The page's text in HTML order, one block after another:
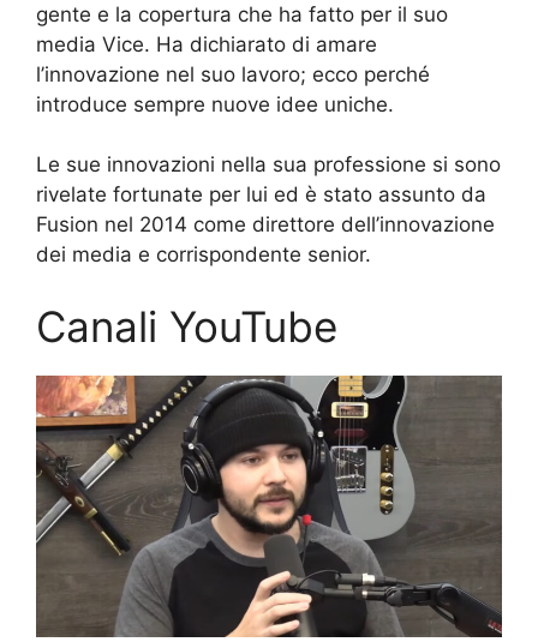
gente e la copertura che ha fatto per il suo
media Vice. Ha dichiarato di amare
l’innovazione nel suo lavoro; ecco perché
introduce sempre nuove idee uniche.
Le sue innovazioni nella sua professione si sono
rivelate fortunate per lui ed è stato assunto da
Fusion nel 2014 come direttore dell’innovazione
dei media e corrispondente senior.
Canali YouTube